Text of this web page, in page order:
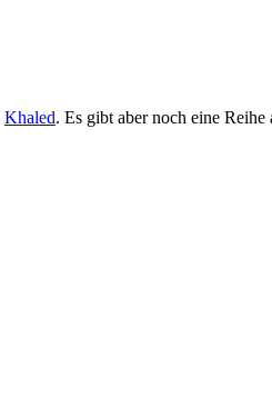
Khaled. Es gibt aber noch eine